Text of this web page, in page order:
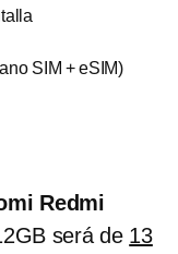
SIM + eSIM)
Redmi
será de 13